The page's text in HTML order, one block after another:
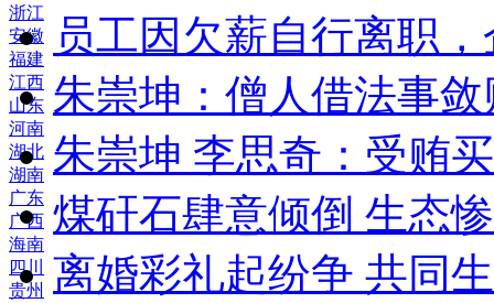
浙江
安徽
福建
江西
山东
河南
湖北
湖南
广东
广西
海南
四川
贵州
员工因欠薪自行离职
朱崇坤：僧人借法事
朱崇坤 李思奇：受贿
煤矸石肆意倾倒 生态
离婚彩礼起纷争 共同